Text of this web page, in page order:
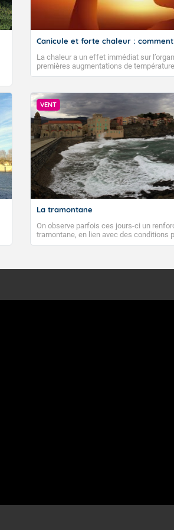
Canicule et forte chaleur :
La chaleur a un effet immédiat sur
premières augmentations de
VENT
La tramontane
On observe parfois ces jours-ci un
tramontane, en lien avec des conditions
de forêt. Mais qu'est-ce que la
à nord-ouest, dans un secteur qui part
monts, en allusion aux régions